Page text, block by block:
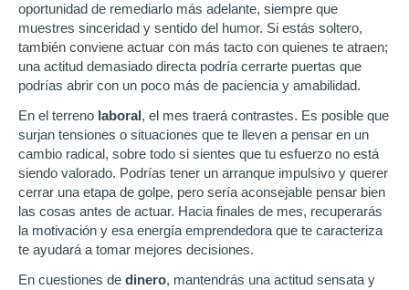
oportunidad de remediarlo más adelante, siempre que
muestres sinceridad y sentido del humor. Si estás soltero,
también conviene actuar con más tacto con quienes te atraen;
una actitud demasiado directa podría cerrarte puertas que
podrías abrir con un poco más de paciencia y amabilidad.
En el terreno laboral, el mes traerá contrastes. Es posible que
surjan tensiones o situaciones que te lleven a pensar en un
cambio radical, sobre todo si sientes que tu esfuerzo no está
siendo valorado. Podrías tener un arranque impulsivo y querer
cerrar una etapa de golpe, pero sería aconsejable pensar bien
las cosas antes de actuar. Hacia finales de mes, recuperarás
la motivación y esa energía emprendedora que te caracteriza
te ayudará a tomar mejores decisiones.
En cuestiones de dinero, mantendrás una actitud sensata y